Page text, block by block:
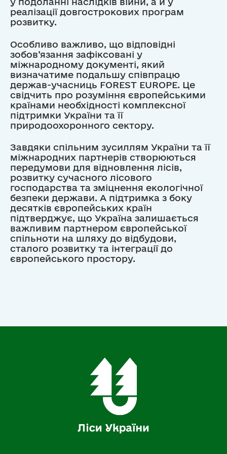
реалізації довгострокових програм
розвитку.
Особливо важливо, що відповідні
зобов’язання зафіксовані у
міжнародному документі, який
визначатиме подальшу співпрацю
держав-учасниць FOREST EUROPE. Це
свідчить про розуміння європейськими
країнами необхідності комплексної
підтримки України та її
природоохоронного сектору.
Завдяки спільним зусиллям України та її
міжнародних партнерів створюються
передумови для відновлення лісів,
розвитку сучасного лісового
господарства та зміцнення екологічної
безпеки держави. А підтримка з боку
десятків європейських країн
підтверджує, що Україна залишається
важливим партнером європейської
спільноти на шляху до відбудови,
сталого розвитку та інтеграції до
європейського простору.